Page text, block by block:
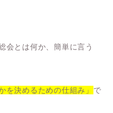
会とは何か、簡単に言う
を決めるための仕組み」 で